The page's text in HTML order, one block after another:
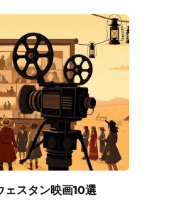
ェスタン映画10選